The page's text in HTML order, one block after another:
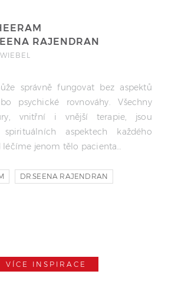
RAJENDRAN
správně fungovat bez aspektů
psychické rovnováhy. Všechny
vnitřní i vnější terapie, jsou
aspektech každého
léčíme jenom tělo pacienta…
DR.SEENA RAJENDRAN
VÍCE INSPIRACE